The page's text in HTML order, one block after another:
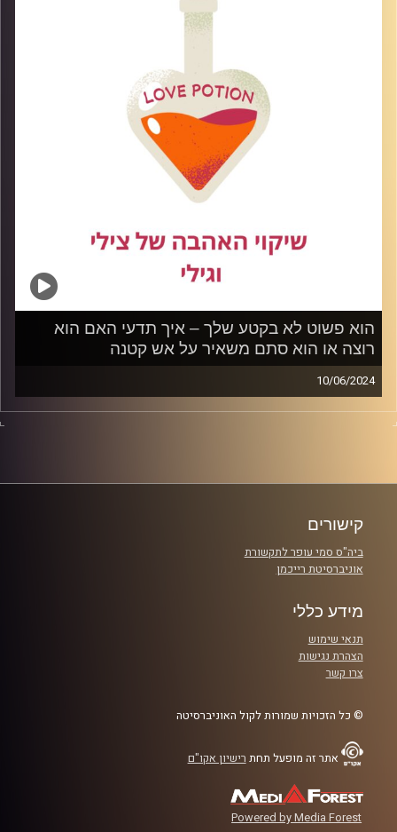
הוא פשוט לא בקטע שלך – איך תדעי האם הוא
רוצה או הוא סתם משאיר על אש קטנה
10/06/2024
האם הבן אדם שאיתו את בקשר באמת נותן לך הכול או שאת
קרדיט תמונות:
קישורים
ביה"ס סמי עופר לתקשורת
אוניברסיטת רייכמן
מידע כללי
תנאי שימוש
הצהרת נגישות
צרו קשר
© כל הזכויות שמורות לקול האוניברסיטה
אתר זה מופעל תחת רישיון אקו"ם
Powered by Media Forest